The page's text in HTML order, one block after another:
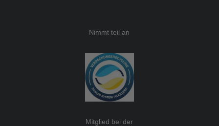
Nimmt teil an
Mitglied bei der